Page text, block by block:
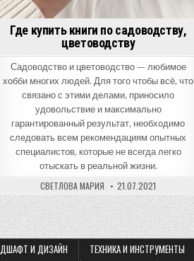
Где купить книги по садоводству,
цветоводству
Садоводство и цветоводство — любимое
хобби многих людей. Для того чтобы всё, что
связано с этими делами, приносило
удовольствие и максимально
гарантированный результат, необходимо
следовать всем рекомендациям опытных
специалистов, которые не всегда легко
отыскать в реальной жизни.
СВЕТЛОВА МАРИЯ 21.07.2021
И ДИЗАЙН ТЕХНИКА И ИНСТРУМЕНТЫ